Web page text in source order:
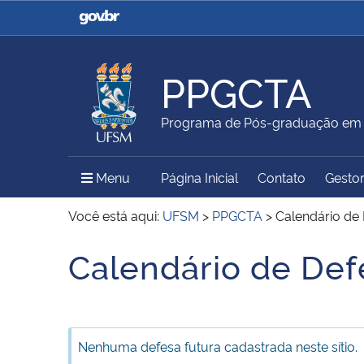
Casa Civil
Ministério da Justiça e
Ministério da Agricultura,
Pecuária e Abastecimento
Ministério da Educação
Ministério do Meio Ambiente Ministério do Turismo
Secretaria de Governo
Gabinete de Segurança
PPGCTA
Programa de Pós-graduação
Menu Menu Principal do Sítio
Página Inicial Contato
Você está aqui: UFSM > PPGCTA >Calendário de
Início do conteúdo
Calendário de
Nenhuma defesa futura cadastrada neste sítio.